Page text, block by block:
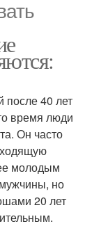
40 лет
время люди
Он часто
молодым
но
20 лет